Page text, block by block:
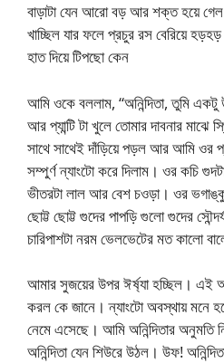
বাড়াটা যেন আরো বড় আর শক্ত হয়ে গেল।
খাচ্ছিল যার ফলে প্রচুর রস বেরিয়ে
হাত দিয়ে টিপছো কেন
আমি ওকে বললাম, “অনিন্দিতা, তুমি একটু
আর প্যান্টি টা খুলে তোমার দাবনার মাঝে
সাথে সাথেই দাঁড়িয়ে পড়ল আর আমি ওর
সম্পুর্ণ ন্যাংটো করে দিলাম। ওর কচি
ভীতরটা লাল আর বেশ চওড়া। ওর
ছোট্ট ছোট্ট গুদের পাপড়ি গুলো গুদের
চারিপাশটা নরম ভেলভেটের মত কালো
আমার সুজয়ের উপর ঈর্ষ্যা হচ্ছিল। এই
করল কে জানে। ন্যাংটো অবস্থায় মনে
নেমে এসেছে। আমি অনিন্দিতার অনুমতি
অনিন্দিতা যেন শিউরে উঠল। উফ!